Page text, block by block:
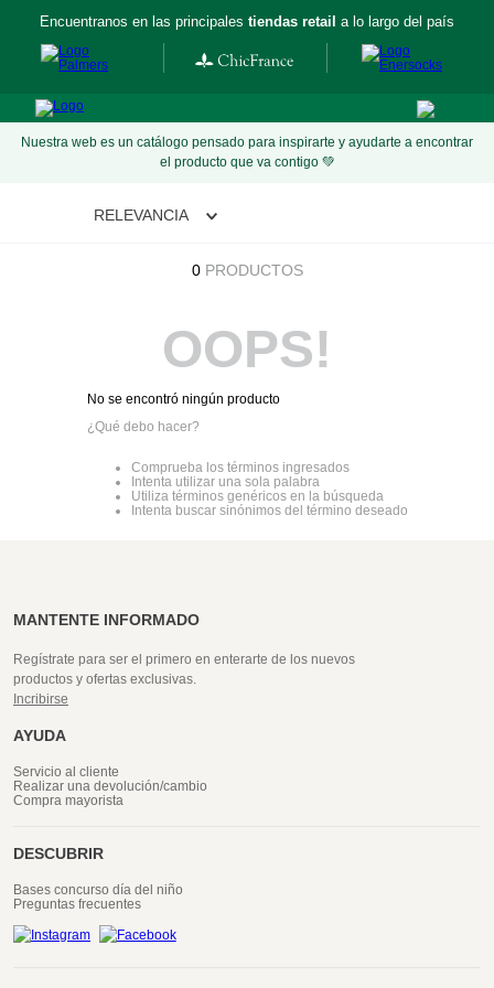
Encuentranos en las principales tiendas retail a lo largo del país
Nuestra web es un catálogo pensado para inspirarte y ayudarte a encontrar
el producto que va contigo 💚
RELEVANCIA
0 PRODUCTOS
OOPS!
No se encontró ningún producto
¿Qué debo hacer?
Comprueba los términos ingresados
Intenta utilizar una sola palabra
Utiliza términos genéricos en la búsqueda
Intenta buscar sinónimos del término deseado
MANTENTE INFORMADO
Regístrate para ser el primero en enterarte de los nuevos
productos y ofertas exclusivas.
Incribirse
AYUDA
Servicio al cliente
Realizar una devolución/cambio
Compra mayorista
DESCUBRIR
Bases concurso día del niño
Preguntas frecuentes